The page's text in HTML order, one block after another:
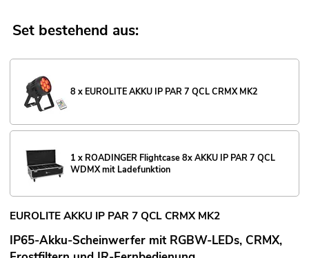
Set bestehend aus:
8 x EUROLITE AKKU IP PAR 7 QCL CRMX MK2
1 x ROADINGER Flightcase 8x AKKU IP PAR 7 QCL
WDMX mit Ladefunktion
EUROLITE AKKU IP PAR 7 QCL CRMX MK2
IP65-Akku-Scheinwerfer mit RGBW-LEDs, CRMX,